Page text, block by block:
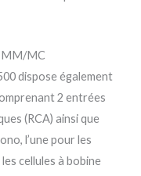
MM/MC
dispose également
2 entrées
(RCA) ainsi que
l’une pour les
cellules à bobine